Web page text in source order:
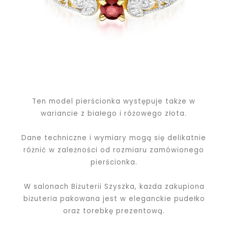
Ten model pierścionka występuje także w
wariancie z białego i różowego złota.
Dane techniczne i wymiary mogą się delikatnie
różnić w zależności od rozmiaru zamówionego
pierścionka.
W salonach Biżuterii Szyszka, każda zakupiona
biżuteria pakowana jest w eleganckie pudełko
oraz torebkę prezentową.